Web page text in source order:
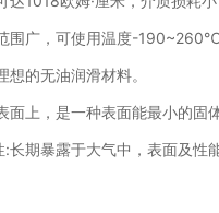
广，可使用温度-190~260℃
的无油润滑材料。
上，是一种表面能最小的固体
期暴露于大气中，表面及性能